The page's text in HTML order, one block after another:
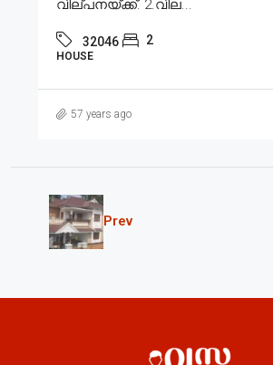
വില്പനയ്ക്ക്. 2.വില...
32046 2
HOUSE
57 years ago
Prev